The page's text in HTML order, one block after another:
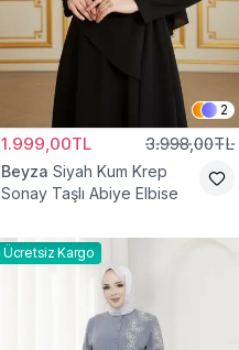
2
1.999,00TL 3.998,00TL
Beyza Siyah Kum Krep
Sonay Taşlı Abiye Elbise
Ücretsiz Kargo